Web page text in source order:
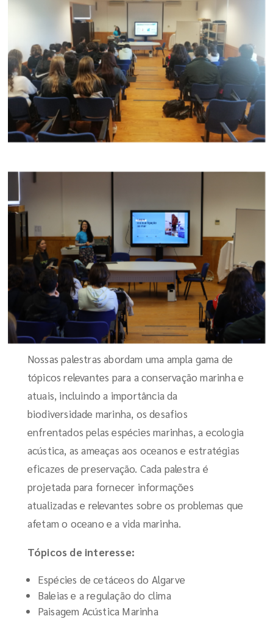
Nossas palestras abordam uma ampla gama de
tópicos relevantes para a conservação marinha e
atuais, incluindo a importância da
biodiversidade marinha, os desafios
enfrentados pelas espécies marinhas, a ecologia
acústica, as ameaças aos oceanos e estratégias
eficazes de preservação. Cada palestra é
projetada para fornecer informações
atualizadas e relevantes sobre os problemas que
afetam o oceano e a vida marinha.
Tópicos de interesse:
Espécies de cetáceos do Algarve
Baleias e a regulação do clima
Paisagem Acústica Marinha